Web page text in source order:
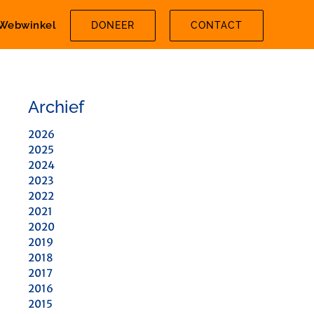
DONEER CONTACT
Archief
2026
2025
2024
2023
2022
2021
2020
2019
2018
2017
2016
2015